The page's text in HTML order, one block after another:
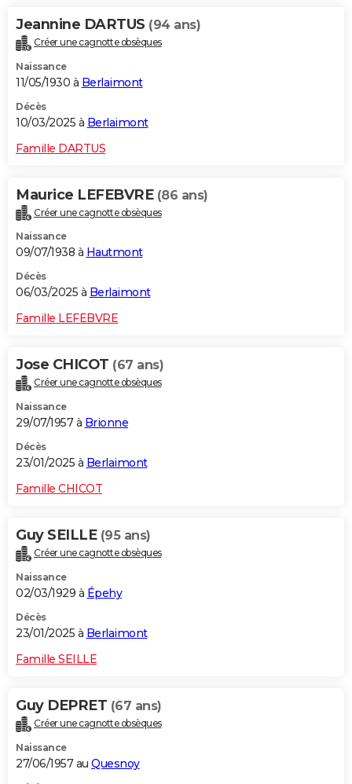
Jeannine DARTUS (94 ans)
Créer une cagnotte obsèques
Naissance
11/05/1930 à Berlaimont
Décès
10/03/2025 à Berlaimont
Famille DARTUS
Maurice LEFEBVRE (86 ans)
Créer une cagnotte obsèques
Naissance
09/07/1938 à Hautmont
Décès
06/03/2025 à Berlaimont
Famille LEFEBVRE
Jose CHICOT (67 ans)
Créer une cagnotte obsèques
Naissance
29/07/1957 à Brionne
Décès
23/01/2025 à Berlaimont
Famille CHICOT
Guy SEILLE (95 ans)
Créer une cagnotte obsèques
Naissance
02/03/1929 à Épehy
Décès
23/01/2025 à Berlaimont
Famille SEILLE
Guy DEPRET (67 ans)
Créer une cagnotte obsèques
Naissance
27/06/1957 au Quesnoy